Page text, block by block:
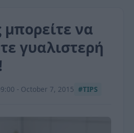
να
γυαλιστερή
- October 7, 2015 #TIPS